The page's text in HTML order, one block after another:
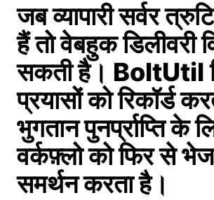
जब व्यापारी सर्वर
हैं तो वेबहुक डिलीवरी
सकती है। BoltUtil
प्रयासों को रिकॉर्ड
भुगतान पुनर्प्राप्ति के
वर्कफ़्लो को फिर से
समर्थन करता है।